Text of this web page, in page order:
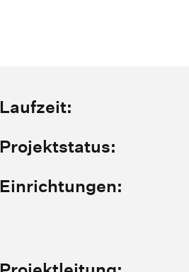
Laufzeit:
Projektstatus:
Einrichtungen: